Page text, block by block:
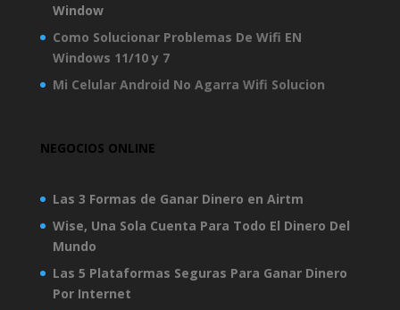
Window
Como Solucionar Problemas De Wifi EN
Windows 11/10 y 7
Mi Celular Android No Agarra Wifi Solucion
NEGOCIOS ONLINE
Las 3 Formas de Ganar Dinero en Airtm
Wise, Una Sola Cuenta Para Todo El Dinero Del
Mundo
Las 5 Plataformas Seguras Para Ganar Dinero
Por Internet